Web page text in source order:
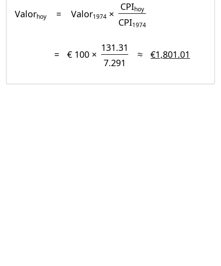
Valorhoy = Valor1974 ×
CPIhoy
CPI1974
= € 100 ×
131.31
7.291
≈ €1,801.01